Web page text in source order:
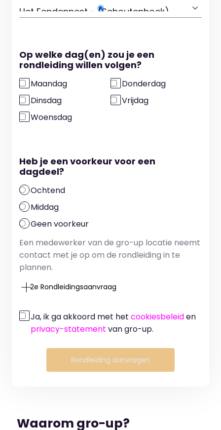
Op welke dag(en) zou je een
rondleiding willen volgen?
Maandag
Dinsdag
Woensdag
Donderdag
Vrijdag
Heb je een voorkeur voor een
dagdeel?
Ochtend
Middag
Geen voorkeur
Een medewerker van de gro-up locatie neemt
contact met je op om de rondleiding in te
plannen.
2e Rondleidingsaanvraag
Ja, ik ga akkoord met het cookiesbeleiden
privacy-statement van gro-up.
Rondleiding aanvragen
Waarom gro-up?